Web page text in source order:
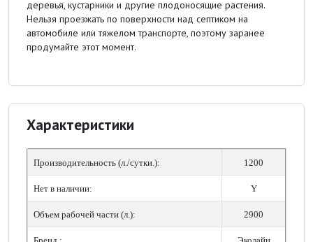
деревья, кустарники и другие плодоносящие растения.
Нельзя проезжать по поверхности над септиком на
автомобиле или тяжелом транспорте, поэтому заранее
продумайте этот момент.
Характеристики
Производительность (л./сутки.): 1200
Нет в наличии: Y
Объем рабочей части (л.): 2900